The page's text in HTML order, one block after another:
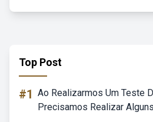
Top Post
#1 Ao Realizarmos Um Teste
Precisamos Realizar